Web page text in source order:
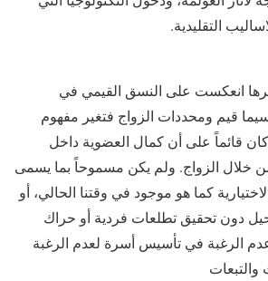
التقليدية.
انعكست على النسق القيمي في
سيما قيم ومحددات الزواج فتغير مفهوم
كان قائماً على أن كمال العضوية داخل
من خلال الزواج. ولم يكن مسموحاً بما يسمى
كما هو موجود في وقتنا الحالي، أو
دون تحقيق تطلعات فردية أو حراك
الرغبة في تأسيس أسرة لعدم الرغبة